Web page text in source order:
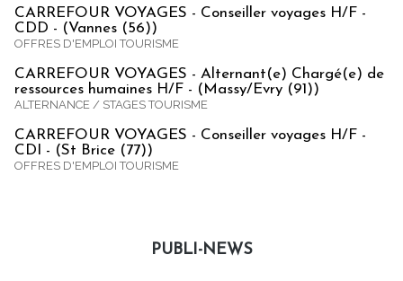
CARREFOUR VOYAGES - Conseiller voyages H/F -
CDD - (Vannes (56))
OFFRES D'EMPLOI TOURISME
CARREFOUR VOYAGES - Alternant(e) Chargé(e) de
ressources humaines H/F - (Massy/Evry (91))
ALTERNANCE / STAGES TOURISME
CARREFOUR VOYAGES - Conseiller voyages H/F -
CDI - (St Brice (77))
OFFRES D'EMPLOI TOURISME
PUBLI-NEWS